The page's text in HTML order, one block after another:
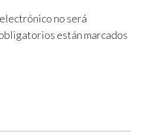
no será
están marcados